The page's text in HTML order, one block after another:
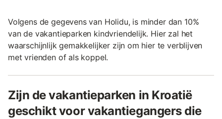
Volgens de gegevens van Holidu, is minder dan 10%
van de vakantieparken kindvriendelijk. Hier zal het
waarschijnlijk gemakkelijker zijn om hier te verblijven
met vrienden of als koppel.
Zijn de vakantieparken in Kroatië
geschikt voor vakantiegangers die